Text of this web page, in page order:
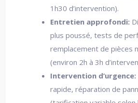
1h30 d’intervention).
Entretien approfondi:
plus poussé, tests de
remplacement de pièces
(environ 2h à 3h
Intervention d’urgence:
rapide, réparation de